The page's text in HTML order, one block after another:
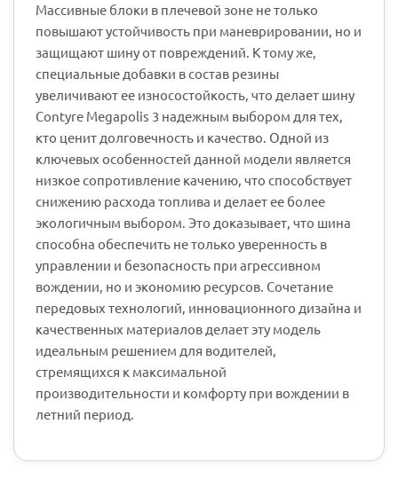
Массивные блоки в плечевой зоне не только
повышают устойчивость при маневрировании, но и
защищают шину от повреждений. К тому же,
специальные добавки в состав резины
увеличивают ее износостойкость, что делает шину
Contyre Megapolis 3 надежным выбором для тех,
кто ценит долговечность и качество. Одной из
ключевых особенностей данной модели является
низкое сопротивление качению, что способствует
снижению расхода топлива и делает ее более
экологичным выбором. Это доказывает, что шина
способна обеспечить не только уверенность в
управлении и безопасность при агрессивном
вождении, но и экономию ресурсов. Сочетание
передовых технологий, инновационного дизайна и
качественных материалов делает эту модель
идеальным решением для водителей,
стремящихся к максимальной
производительности и комфорту при вождении в
летний период.